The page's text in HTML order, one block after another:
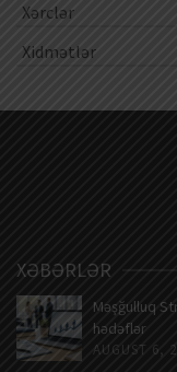
Xərclər
Xidmətlər
XƏBƏRLƏR
Məşğulluq
hədəflər
AUGUST 6,